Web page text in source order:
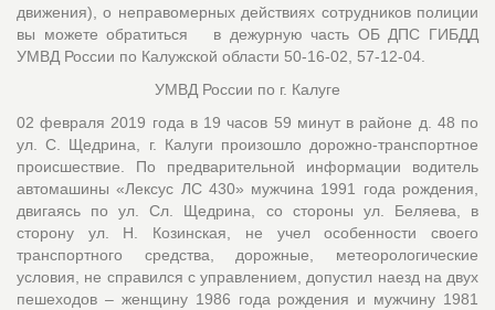
движения), о неправомерных действиях сотрудников полиции
вы можете обратиться в дежурную часть ОБ ДПС ГИБДД
УМВД России по Калужской области 50-16-02, 57-12-04.
УМВД России по г. Калуге
02 февраля 2019 года в 19 часов 59 минут в районе д. 48 по
ул. С. Щедрина, г. Калуги произошло дорожно-транспортное
происшествие. По предварительной информации водитель
автомашины «Лексус ЛС 430» мужчина 1991 года рождения,
двигаясь по ул. Сл. Щедрина, со стороны ул. Беляева, в
сторону ул. Н. Козинская, не учел особенности своего
транспортного средства, дорожные, метеорологические
условия, не справился с управлением, допустил наезд на двух
пешеходов – женщину 1986 года рождения и мужчину 1981